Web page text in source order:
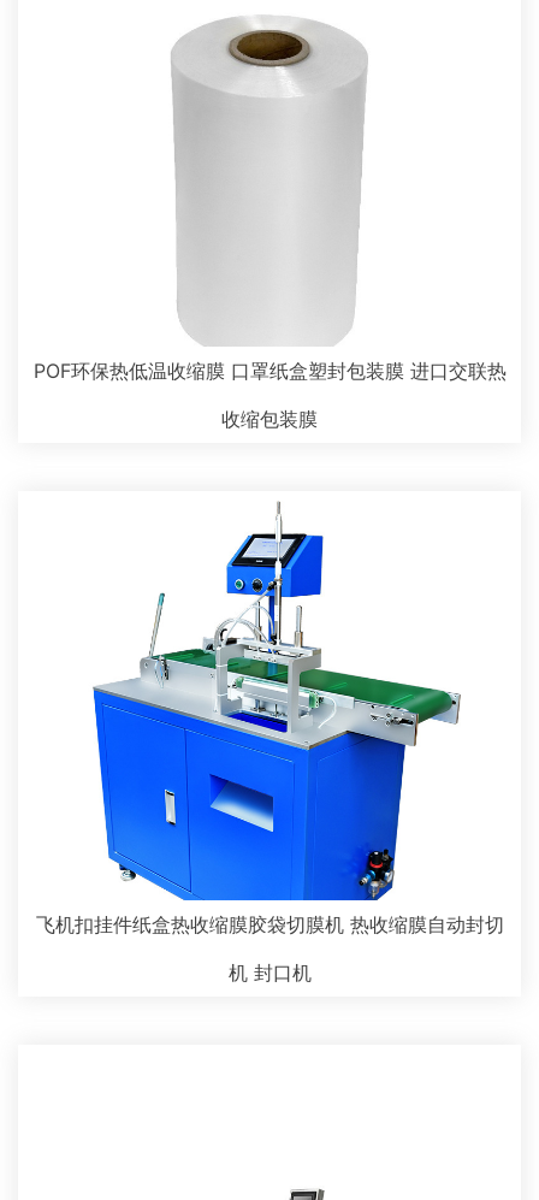
POF环保热低温收缩膜 口罩纸盒塑封包装膜 进口交联热
收缩包装膜
飞机扣挂件纸盒热收缩膜胶袋切膜机 热收缩膜自动封切
机 封口机